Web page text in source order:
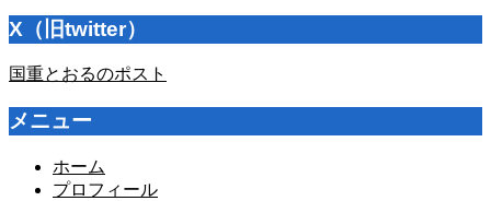
X（旧twitter）
国重とおるのポスト
メニュー
ホーム
プロフィール